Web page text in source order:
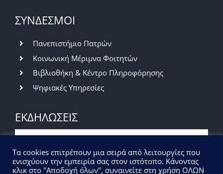
ΣΥΝΔΕΣΜΟΙ
Πανεπιστήμιο Πατρών
Κοινωνική Μέριμνα Φοιτητών
Βιβλιοθήκη & Κέντρο Πληροφόρησης
Ψηφιακές Υπηρεσίες
ΕΚΔΗΛΩΣΕΙΣ
Βραδιά του Ερευνητή 2026 | Πρόσκληση
εκδήλωσης ενδιαφέροντος
07/07/2026 | Εκδηλώσεις
Τα cookies επιτρέπουν μια σειρά από λειτουργίες που
ενισχύουν την εμπειρία σας στον ιστότοπο. Κάνοντας
κλικ στο "Αποδοχή όλων", συναινείτε στη χρήση ΟΛΩΝ